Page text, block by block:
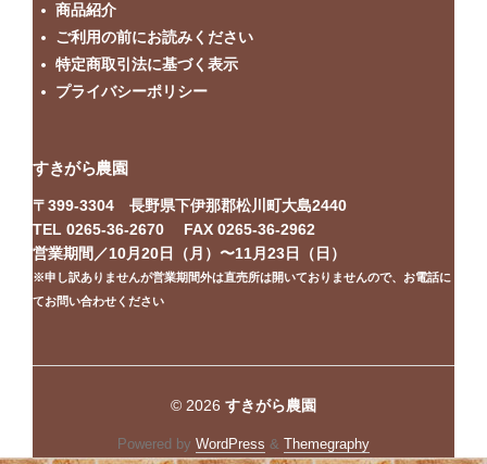
商品紹介
ご利用の前にお読みください
特定商取引法に基づく表示
プライバシーポリシー
すきがら農園
〒399-3304 長野県下伊那郡松川町大島2440
TEL 0265-36-2670 FAX 0265-36-2962
営業期間／10月20日（月）〜11月23日（日）
※申し訳ありませんが営業期間外は直売所は開いておりませんので、お電話に
てお問い合わせください
© 2026 すきがら農園
Powered by WordPress & Themegraphy